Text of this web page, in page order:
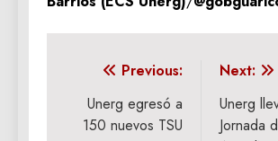
Navegación
de
Previous:
Unerg egresó a
150 nuevos TSU
Next:
Unerg
Jornada